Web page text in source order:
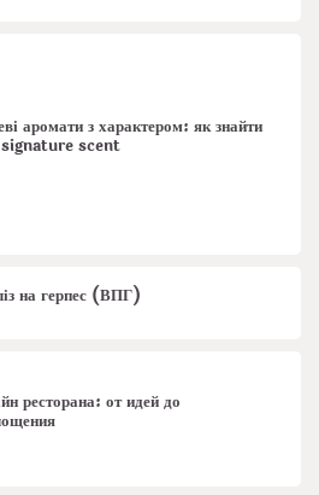
аромати з характером: як знайти
signature scent
на герпес (ВПГ)
ресторана: от идей до